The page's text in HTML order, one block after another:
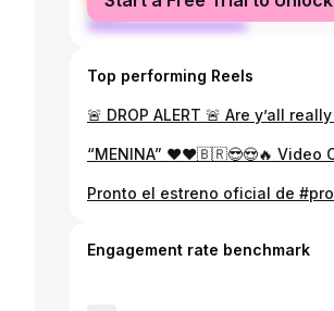
male
Top performing Reels
Engagement rate benchmark